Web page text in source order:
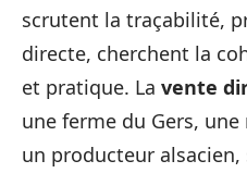
scrutent la traçabilité,
directe, cherchent la
et pratique. La vente
une ferme du Gers,
un producteur alsacien,